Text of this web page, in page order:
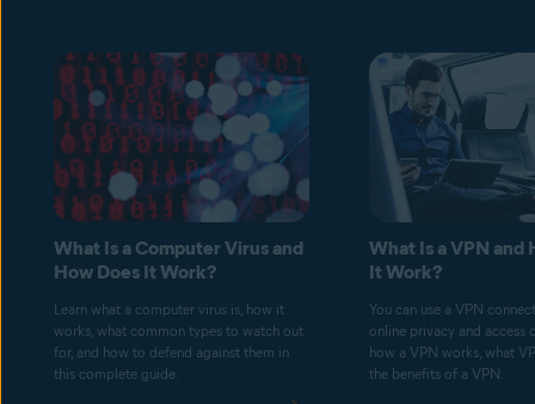
What Is a Computer Virus and
How Does It Work?
Learn what a computer virus is, how it
works, what common types to watch out
for, and how to defend against them in
this complete guide.
What Is a VPN and
It Work?
You can use a VPN
online privacy and access
how a VPN works, what
the benefits of a VPN.